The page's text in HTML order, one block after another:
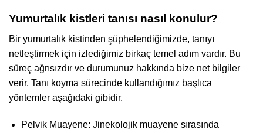
Yumurtalık kistleri tanısı nasıl konulur?
Bir yumurtalık kistinden şüphelendiğimizde, tanıyı
netleştirmek için izlediğimiz birkaç temel adım vardır. Bu
süreç ağrısızdır ve durumunuz hakkında bize net bilgiler
verir. Tanı koyma sürecinde kullandığımız başlıca
yöntemler aşağıdaki gibidir.
Pelvik Muayene: Jinekolojik muayene sırasında